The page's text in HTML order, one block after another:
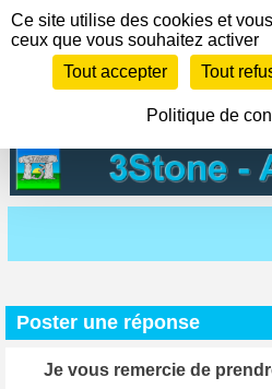
Poster une réponse
Je vous remercie de
Panneau de gestion des cookies
Ce site utilise des cookies et
ceux que vous souhaitez activer
Tout accepter
Tout
Politique de